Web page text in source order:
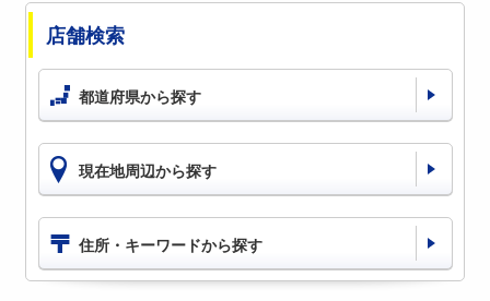
店舗検索
都道府県から探す
現在地周辺から探す
住所・キーワードから探す